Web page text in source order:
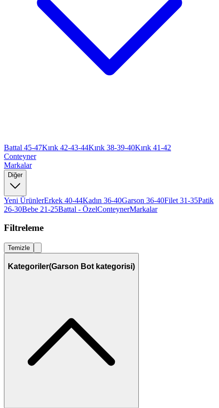
Battal 45-47Kırık 42-43-44Kırık 38-39-40Kırık 41-42
Conteyner
Markalar
Diğer
Yeni ÜrünlerErkek 40-44Kadın 36-40Garson 36-40Filet 31-35Patik
26-30Bebe 21-25Battal - ÖzelConteynerMarkalar
Filtreleme
Temizle
Kategoriler(Garson Bot kategorisi)